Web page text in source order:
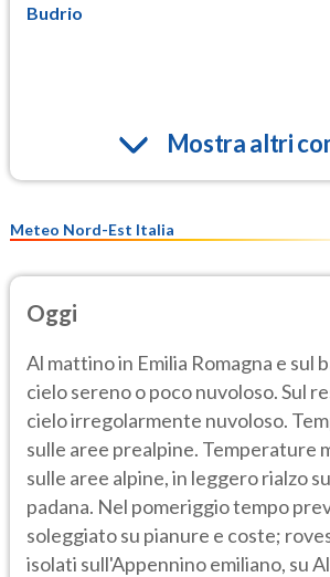
Budrio
Mostra altri
Meteo Nord-Est Italia
Oggi
Al mattino in Emilia Romagna e sul
cielo sereno o poco nuvoloso. Sul
cielo irregolarmente nuvoloso.
sulle aree prealpine. Temperature
sulle aree alpine, in leggero rialzo
padana. Nel pomeriggio tempo
soleggiato su pianure e coste;
isolati sull'Appennino emiliano, su